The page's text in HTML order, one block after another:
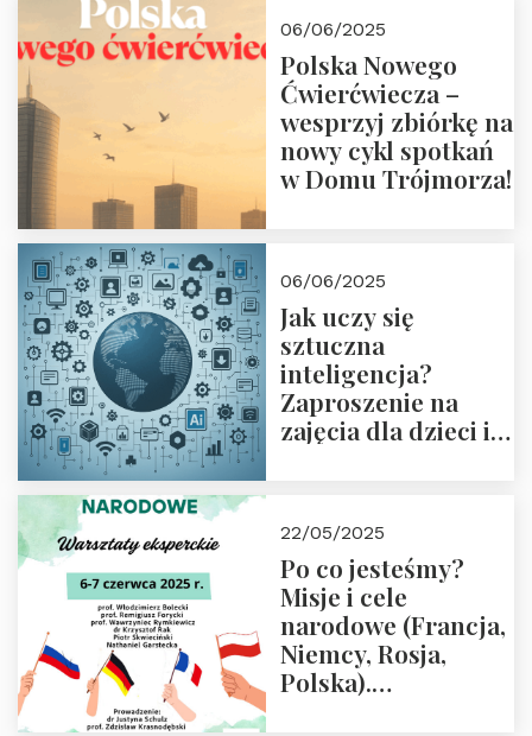
18:00
06/06/2025
Polska Nowego
Ćwierćwiecza –
wesprzyj zbiórkę na
nowy cykl spotkań
w Domu Trójmorza!
06/06/2025
Jak uczy się
sztuczna
inteligencja?
Zaproszenie na
zajęcia dla dzieci i
22/05/2025
Po co jesteśmy?
Misje i cele
narodowe (Francja,
Niemcy, Rosja,
Polska).